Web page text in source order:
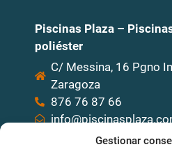
Gestionar
Piscinas Plaza –
poliéster
C/ Messina, 16 Pgno
Zaragoza
876 76 87 66
Quizás te interese